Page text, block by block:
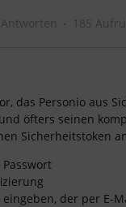
Antworten 185
das Personio aus
öfters seinen
Sicherheitstoken
eingeben, der per E-